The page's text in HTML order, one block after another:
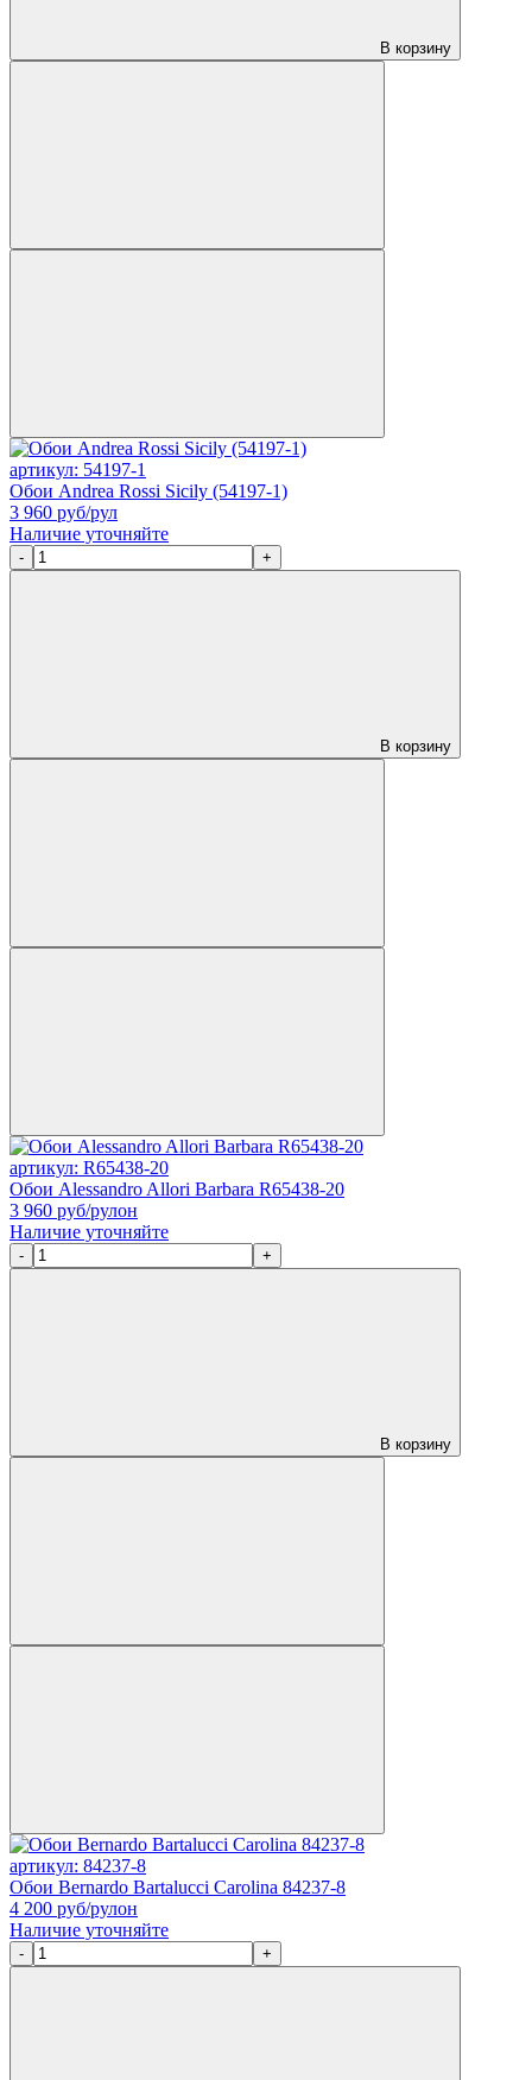
В корзину
артикул: 54197-1
Обои Andrea Rossi Sicily (54197-1)
3 960 руб/рул
Наличие уточняйте
- +
В корзину
артикул: R65438-20
Обои Alessandro Allori Barbara R65438-20
3 960 руб/рулон
Наличие уточняйте
- +
В корзину
артикул: 84237-8
Обои Bernardo Bartalucci Carolina 84237-8
4 200 руб/рулон
Наличие уточняйте
- +